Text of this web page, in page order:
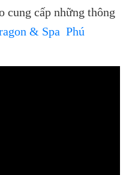
cung cấp những thông
& Spa Phú